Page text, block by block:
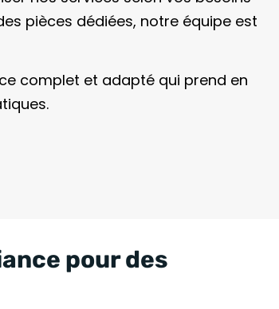
pièces dédiées, notre équipe est
complet et adapté qui prend en
pour des